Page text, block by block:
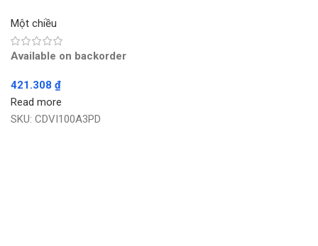
Một chiều
Available on backorder
421.308 ₫
Read more
SKU: CDVI100A3PD